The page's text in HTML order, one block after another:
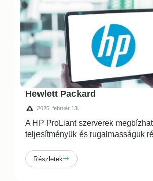
Hewlett Packard
2025. február 13.
A HP ProLiant szerverek
teljesítményük és rugalmasságuk
Részletek